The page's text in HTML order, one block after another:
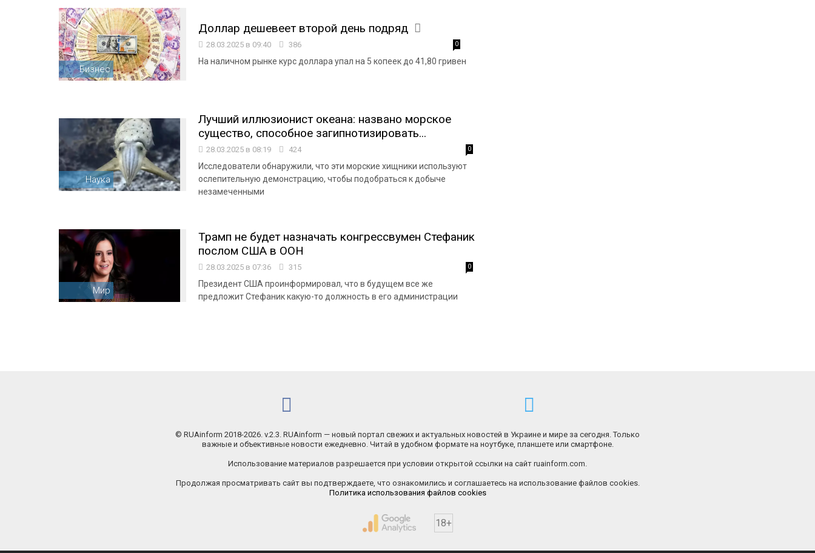
Бизнес
Доллар дешевеет второй день подряд
28.03.2025 в 09:40 386 0
На наличном рынке курс доллара упал на 5 копеек до 41,80 гривен
Наука
Лучший иллюзионист океана: названо морское
существо, способное загипнотизировать...
28.03.2025 в 08:19 424 0
Исследователи обнаружили, что эти морские хищники используют
ослепительную демонстрацию, чтобы подобраться к добыче
незамеченными
Мир
Трамп не будет назначать конгрессвумен Стефаник
послом США в ООН
28.03.2025 в 07:36 315 0
Президент США проинформировал, что в будущем все же
предложит Стефаник какую-то должность в его администрации
© RUAinform 2018-2026. v.2.3. RUAinform — новый портал свежих и актуальных новостей в Украине и мире за сегодня. Только
важные и объективные новости ежедневно. Читай в удобном формате на ноутбуке, планшете или смартфоне.
Использование материалов разрешается при условии открытой ссылки на сайт ruainform.com.
Продолжая просматривать сайт вы подтверждаете, что ознакомились и соглашаетесь на использование файлов cookies.
Политика использования файлов cookies
18+